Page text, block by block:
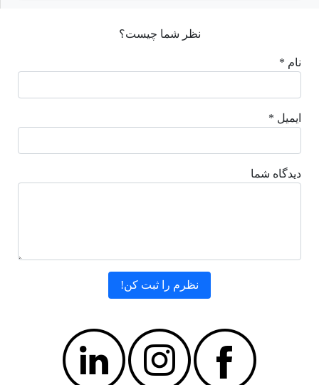
نظر شما چیست؟
نام *
ایمیل *
دیدگاه شما